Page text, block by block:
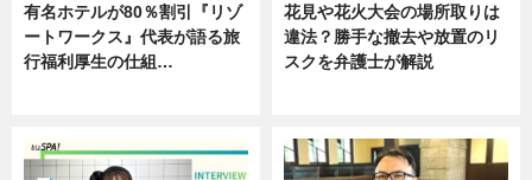
有名ホテルが80％割引『リゾ
ートワークス』代表が語る旅
行福利厚生の仕組…
花見や花火大会の場所取りは
違法？勝手な撤去や放置のリ
スクを弁護士が解説